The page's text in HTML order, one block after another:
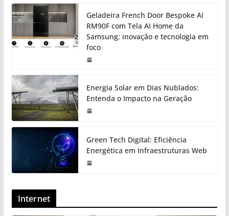
Geladeira French Door Bespoke AI
RM90F com Tela AI Home da
Samsung: inovação e tecnologia em
foco
Energia Solar em Dias Nublados:
Entenda o Impacto na Geração
Green Tech Digital: Eficiência
Energética em Infraestruturas Web
Internet